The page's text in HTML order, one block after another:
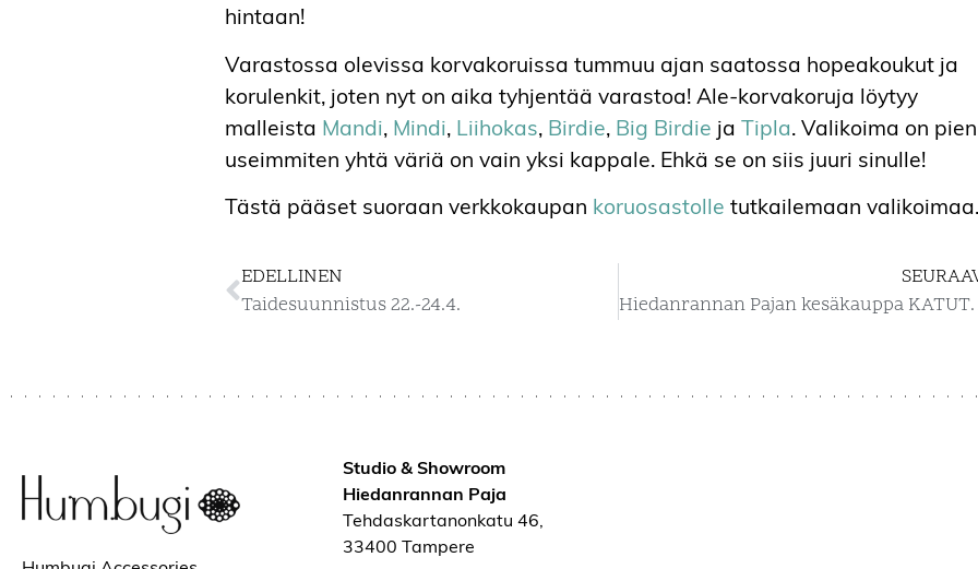
hintaan!
Varastossa olevissa korvakoruissa tummuu ajan saatossa hopeakoukut ja
korulenkit, joten nyt on aika tyhjentää varastoa! Ale-korvakoruja löytyy
malleista Mandi, Mindi, Liihokas, Birdie, Big Birdie jaTipla. Valikoima on
useimmiten yhtä väriä on vain yksi kappale. Ehkä se on siis juuri sinulle!
Tästä pääset suoraan verkkokaupan koruosastolletutkailemaan
EDELLINEN
Taidesuunnistus 22.-24.4.
Studio & Showroom
Hiedanrannan Paja
Tehdaskartanonkatu 46,
33400 Tampere